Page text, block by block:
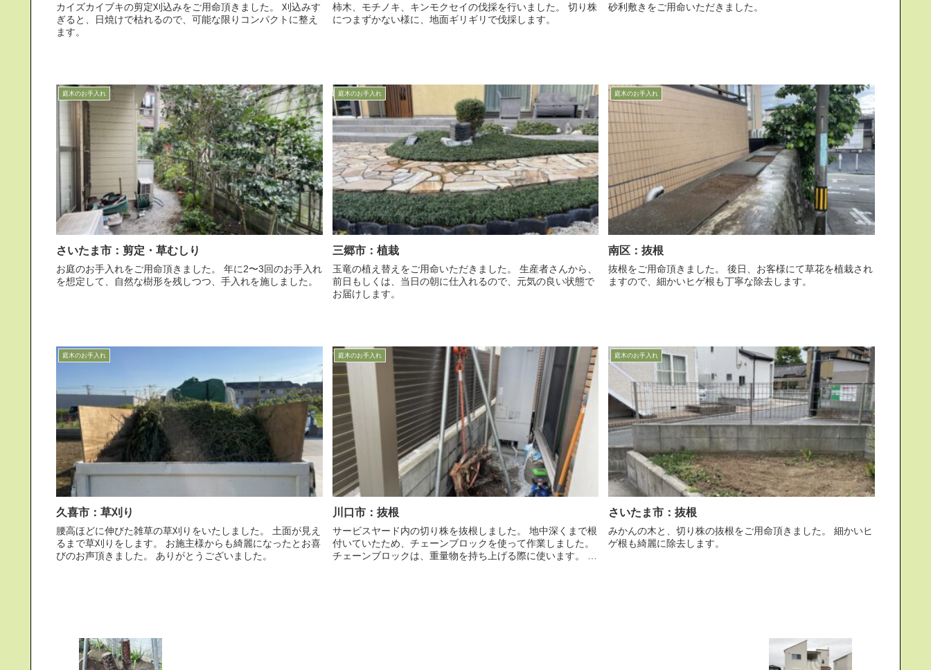
カイズカイブキの剪定刈込みをご用命頂きました。 刈込みす
ぎると、日焼けで枯れるので、可能な限りコンパクトに整え
ます。
柿木、モチノキ、キンモクセイの伐採を行いました。 切り株
につまずかない様に、地面ギリギリで伐採します。
砂利敷きをご用命いただきました。
庭木のお手入れ
さいたま市：剪定・草むしり
お庭のお手入れをご用命頂きました。 年に2〜3回のお手入れ
を想定して、自然な樹形を残しつつ、手入れを施しました。
庭木のお手入れ
三郷市：植栽
玉竜の植え替えをご用命いただきました。 生産者さんから、
前日もしくは、当日の朝に仕入れるので、元気の良い状態で
お届けします。
庭木のお手入れ
南区：抜根
抜根をご用命頂きました。 後日、お客様にて草花を植栽され
ますので、細かいヒゲ根も丁寧な除去します。
庭木のお手入れ
久喜市：草刈り
腰高ほどに伸びた雑草の草刈りをいたしました。 土面が見え
るまで草刈りをします。 お施主様からも綺麗になったとお喜
びのお声頂きました。 ありがとうございました。
庭木のお手入れ
川口市：抜根
サービスヤード内の切り株を抜根しました。 地中深くまで根
付いていたため、チェーンブロックを使って作業しました。
チェーンブロックは、重量物を持ち上げる際に使います。 チ
庭木のお手入れ
さいたま市：抜根
みかんの木と、切り株の抜根をご用命頂きました。 細かいヒ
ゲ根も綺麗に除去します。